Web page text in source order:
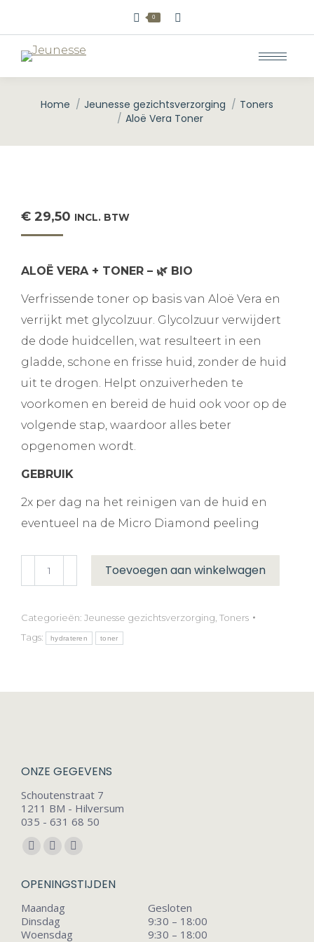
0 Zoeken:
Je bent hier:
Home Jeunesse gezichtsverzorging
Toners
Aloë Vera Toner
€ 29,50 INCL. BTW
ALOË VERA + TONER – 🌿 BIO
Verfrissende toner op basis van Aloë Vera en
verrijkt met glycolzuur. Glycolzuur verwijdert
de dode huidcellen, wat resulteert in een
gladde, schone en frisse huid, zonder de huid
uit te drogen. Helpt onzuiverheden te
voorkomen en bereid de huid ook voor op de
volgende stap, waardoor alles beter
opgenomen wordt.
GEBRUIK
2x per dag na het reinigen van de huid en
eventueel na de Micro Diamond peeling
Vera
aantal
Toevoegen aan winkelwagen
Categorieën: Jeunesse gezichtsverzorging Toners
Tags:
hydrateren toner
ONZE GEGEVENS
Schoutenstraat 7
1211 BM - Hilversum
035 - 631 68 50
Vind ons op:
Facebook
opens
in
new
Instagram
opens
in
new
Mail
opens
OPENINGSTIJDEN
Maandag
Gesloten
Dinsdag
9:30 – 18:00
Woensdag
9:30 – 18:00